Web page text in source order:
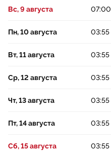
Вс, 9 августа 07:00
Пн, 10 августа 03:55
Вт, 11 августа 03:55
Ср, 12 августа 03:55
Чт, 13 августа 03:55
Пт, 14 августа 03:55
Сб, 15 августа 03:55